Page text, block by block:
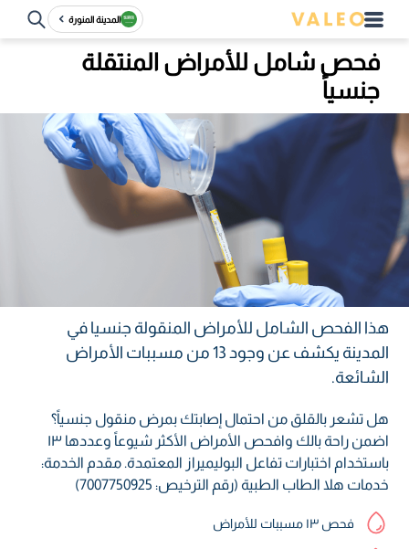
المدينة المنورة
فحص شامل للأمراض المنتقلة
جنسياً
هذا الفحص الشامل للأمراض المنقولة جنسيا في
المدينة يكشف عن وجود 13 من مسببات الأمراض
الشائعة.
هل تشعر بالقلق من احتمال إصابتك بمرض منقول جنسياً؟
اضمن راحة بالك وافحص الأمراض الأكثر شيوعاً وعددها ١٣
باستخدام اختبارات تفاعل البوليميراز المعتمدة. مقدم الخدمة:
خدمات هلا الطاب الطبية (رقم الترخيص: 7007750925)
فحص ١٣ مسببات للأمراض